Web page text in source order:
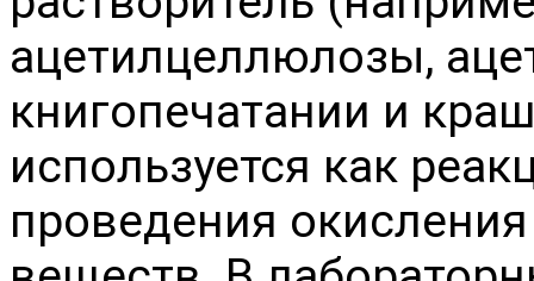
ацетилцеллюлозы,
книгопечатании и
используется как
проведения